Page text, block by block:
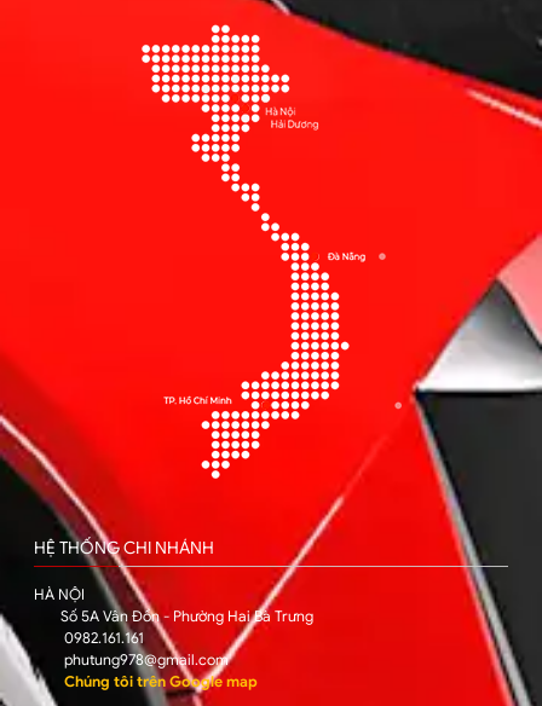
HỆ THỐNG CHI NHÁNH
HÀ NỘI
Số 5A Vân Đồn - Phường Hai Bà Trưng
0982.161.161
phutung978@gmail.com
Chúng tôi trên Google map